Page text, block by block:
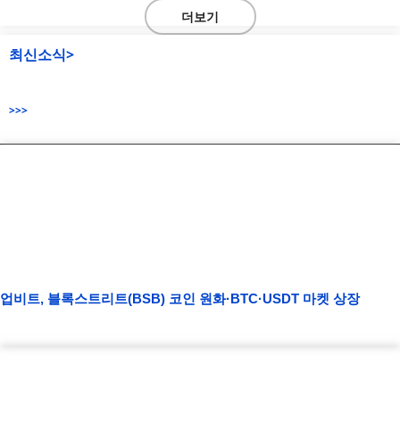
더보기
최신소식>
>>>
업비트, 블록스트리트(BSB) 코인 원화·BTC·USDT 마켓 상장